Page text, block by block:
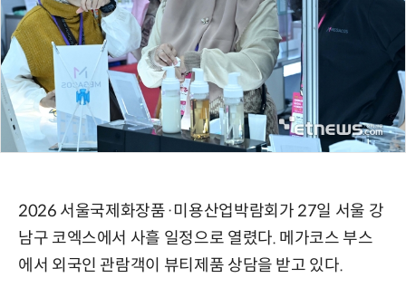
2026 서울국제화장품·미용산업박람회가 27일 서울 강
남구 코엑스에서 사흘 일정으로 열렸다. 메가코스 부스
에서 외국인 관람객이 뷰티제품 상담을 받고 있다.